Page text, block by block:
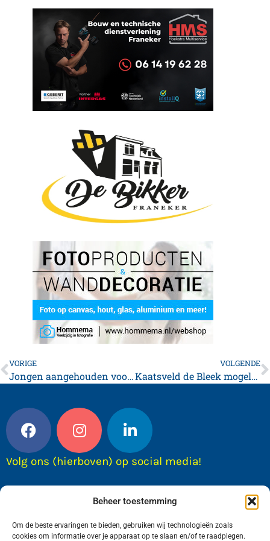
Beheer toestemming
Om de beste ervaringen te bieden, gebruiken wij technologieën zoals
cookies om informatie over je apparaat op te slaan en/of te raadplegen.
VORIGE
Jongen aangehouden voor mishandeling en bedreiging
VOLGENDE
Kaatsveld de Bleek mogelijk naar Bloemketerp
Volg ons (hierboven) op social media!